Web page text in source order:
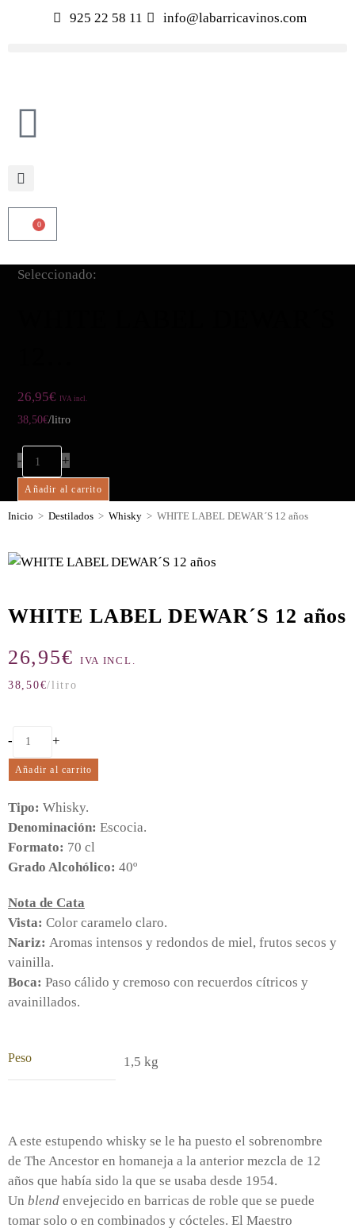
925 22 58 11 info@labarricavinos.com
0
Seleccionado:
26,95€ IVA incl.
38,50€/litro
- +
Añadir al carrito
Inicio > Destilados > Whisky > WHITE LABEL DEWAR´S 12 años
WHITE LABEL DEWAR´S 12 años
26,95€ IVA INCL.
38,50€/litro
- +
Añadir al carrito
Tipo: Whisky.
Denominación: Escocia.
Formato: 70 cl
Grado Alcohólico: 40º
Nota de Cata
Vista: Color caramelo claro.
Nariz: Aromas intensos y redondos de miel, frutos secos y
vainilla.
Boca: Paso cálido y cremoso con recuerdos cítricos y
avainillados.
Peso 1,5 kg
A este estupendo whisky se le ha puesto el sobrenombre
de The Ancestor en homaneja a la anterior mezcla de 12
años que había sido la que se usaba desde 1954.
Un blend envejecido en barricas de roble que se puede
tomar solo o en combinados y cócteles. El Maestro